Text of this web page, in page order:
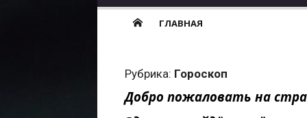
ГЛАВНАЯ
Рубрика: Гороскоп
Добро пожаловать на